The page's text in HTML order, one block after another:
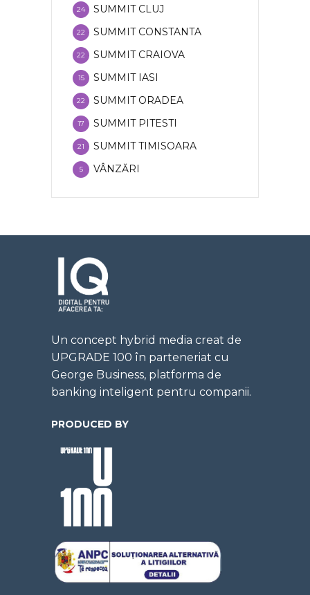
SUMMIT CLUJ
24
SUMMIT CONSTANTA
22
SUMMIT CRAIOVA
22
SUMMIT IASI
15
SUMMIT ORADEA
22
SUMMIT PITESTI
17
SUMMIT TIMISOARA
21
VÂNZĂRI
5
Un concept hybrid media creat de
UPGRADE 100 în parteneriat cu
George Business, platforma de
banking inteligent pentru companii.
PRODUCED BY